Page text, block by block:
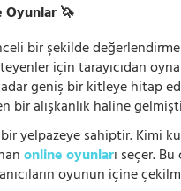
Oyunlar 🦄
bir şekilde
için tarayıcıdan
geniş bir kitleye hitap
alışkanlık haline
yelpazeye sahiptir. Kimi
online oyunları seçer.
oyunun içine